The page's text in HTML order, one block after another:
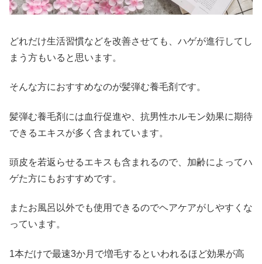
どれだけ生活習慣などを改善させても、ハゲが進行してし
まう方もいると思います。
そんな方におすすめなのが髪弾む養毛剤です。
髪弾む養毛剤には血行促進や、抗男性ホルモン効果に期待
できるエキスが多く含まれています。
頭皮を若返らせるエキスも含まれるので、加齢によってハ
ゲた方にもおすすめです。
またお風呂以外でも使用できるのでヘアケアがしやすくな
っています。
1本だけで最速3か月で増毛するといわれるほど効果が高